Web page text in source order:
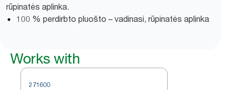
rūpinatės aplinka.
100 % perdirbto pluošto – vadinasi, rūpinatės aplinka
Works with
271600